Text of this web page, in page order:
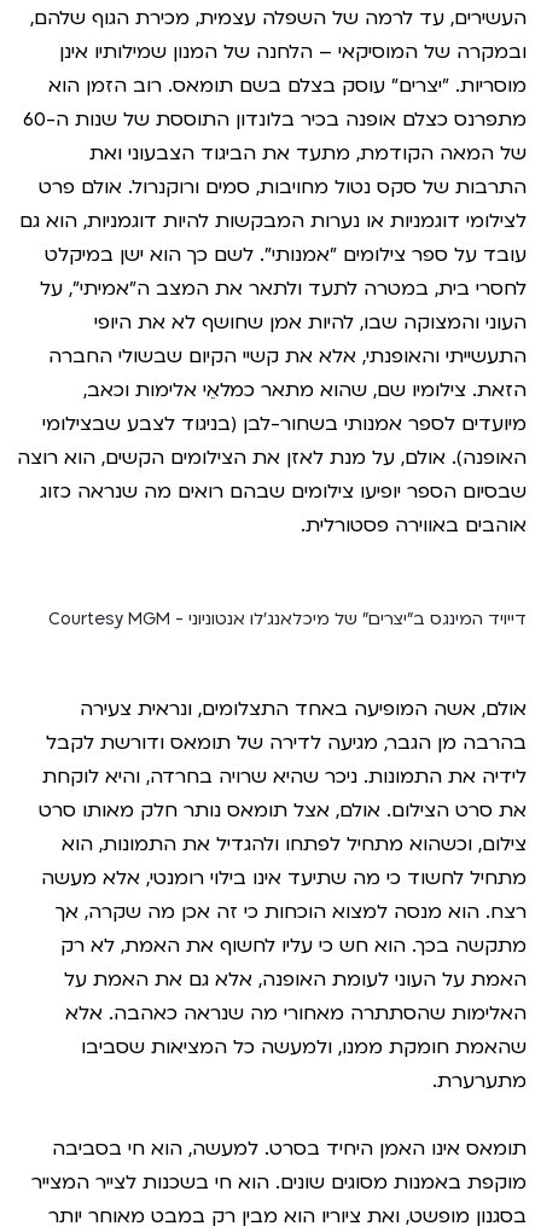
העשירים, עד לרמה של השפלה עצמית, מכירת הגוף שלהם,
ובמקרה של המוסיקאי – הלחנה של המנון שמילותיו אינן
מוסריות. "יצרים" עוסק בצלם בשם תומאס. רוב הזמן הוא
מתפרנס כצלם אופנה בכיר בלונדון התוססת של שנות ה-60
של המאה הקודמת, מתעד את הביגוד הצבעוני ואת
התרבות של סקס נטול מחויבות, סמים ורוקנרול. אולם פרט
לצילומי דוגמניות או נערות המבקשות להיות דוגמניות, הוא גם
עובד על ספר צילומים "אמנותי". לשם כך הוא ישן במיקלט
לחסרי בית, במטרה לתעד ולתאר את המצב ה"אמיתי", על
העוני והמצוקה שבו, להיות אמן שחושף לא את היופי
התעשייתי והאופנתי, אלא את קשיי הקיום שבשולי החברה
הזאת. צילומיו שם, שהוא מתאר כמלאֵי אלימות וכאב,
מיועדים לספר אמנותי בשחור-לבן (בניגוד לצבע שבצילומי
האופנה). אולם, על מנת לאזן את הצילומים הקשים, הוא רוצה
שבסיום הספר יופיעו צילומים שבהם רואים מה שנראה כזוג
אוהבים באווירה פסטורלית.
דייויד המינגס ב"יצרים" של מיכלאנג'לו אנטוניוני - Courtesy MGM
אולם, אשה המופיעה באחד התצלומים, ונראית צעירה
בהרבה מן הגבר, מגיעה לדירה של תומאס ודורשת לקבל
לידיה את התמונות. ניכר שהיא שרויה בחרדה, והיא לוקחת
את סרט הצילום. אולם, אצל תומאס נותר חלק מאותו סרט
צילום, וכשהוא מתחיל לפתחו ולהגדיל את התמונות, הוא
מתחיל לחשוד כי מה שתיעד אינו בילוי רומנטי, אלא מעשה
רצח. הוא מנסה למצוא הוכחות כי זה אכן מה שקרה, אך
מתקשה בכך. הוא חש כי עליו לחשוף את האמת, לא רק
האמת על העוני לעומת האופנה, אלא גם את האמת על
האלימות שהסתתרה מאחורי מה שנראה כאהבה. אלא
שהאמת חומקת ממנו, ולמעשה כל המציאות שסביבו
מתערערת.
תומאס אינו האמן היחיד בסרט. למעשה, הוא חי בסביבה
מוקפת באמנות מסוגים שונים. הוא חי בשכנות לצייר המצייר
בסגנון מופשט, ואת ציוריו הוא מבין רק במבט מאוחר יותר